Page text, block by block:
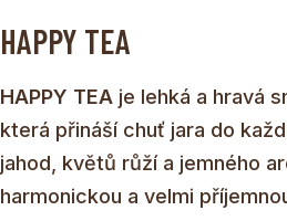
HAPPY TEA
HAPPY TEA je lehká a hravá
která přináší chuť jara do
jahod, květů růží a jemného
harmonickou a velmi